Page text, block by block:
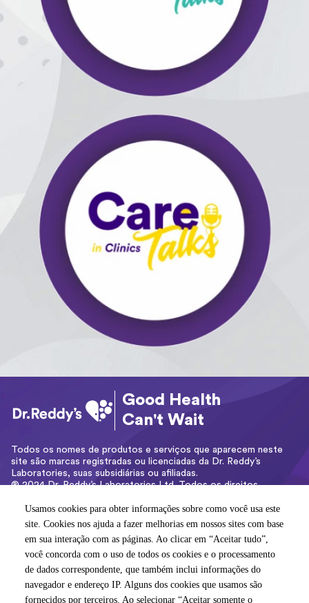
Usamos cookies para obter informações sobre como você usa este
site. Cookies nos ajuda a fazer melhorias em nossos sites com base
em sua interação com as páginas. Ao clicar em “Aceitar tudo”,
você concorda com o uso de todos os cookies e o processamento
de dados correspondente, que também inclui informações do
navegador e endereço IP. Alguns dos cookies que usamos são
fornecidos por terceiros. Ao selecionar “Aceitar somente o
Usamos cookies para obter informações sobre como você usa este
site. Cookies nos ajuda a fazer melhorias em nossos sites com base
em sua interação com as páginas. Ao clicar em “Aceitar tudo”,
você concorda com o uso de todos os cookies e o processamento
de dados correspondente, que também inclui informações do
navegador e endereço IP. Alguns dos cookies que usamos são
fornecidos por terceiros. Ao selecionar “Aceitar somente o
Good Health
Can't Wait
Todos os nomes de produtos e serviços que aparecem neste
site são marcas registradas ou licenciadas da Dr. Reddy’s
Laboratories, suas subsidiárias ou afiliadas.
® 2024 Dr. Reddy’s Laboratories Ltd. Todos os direitos
Dr. Reddy's Farmacêutica do Brasil Ltda. – CNPJ:
03.978.166/0001-75
Av. Das Nações Unidas, 14171 – Ed. Rochaverá – Torre Crystal –
32º Andar.
CEP: 04794-000 – São Paulo / SP – Brasil